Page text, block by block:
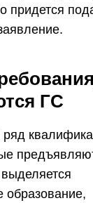
придется
ГС
образование,